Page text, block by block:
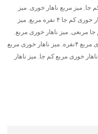
جا میز مربع ناهار خوری میز
کم جا ۴ نفره مربع
میز
جا مربعی میز ناهار خوری مربع
۴نفره
میز ناهار خوری مربع
خوری مربع کم جا میز ناهار